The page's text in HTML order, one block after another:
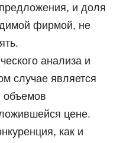
и доля
фирмой, не
анализа и
случае является
объемов
цене.
как и